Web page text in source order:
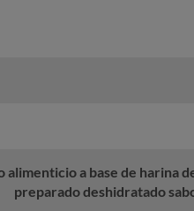
alimenticio a base de harina
preparado deshidratado